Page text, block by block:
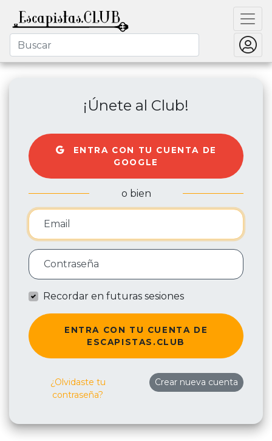
¡Únete al Club!
ENTRA CON TU CUENTA DE
GOOGLE
o bien
Email
Contraseña
Recordar en futuras sesiones
ENTRA CON TU CUENTA DE
ESCAPISTAS.CLUB
¿Olvidaste tu
contraseña?
Crear nueva cuenta